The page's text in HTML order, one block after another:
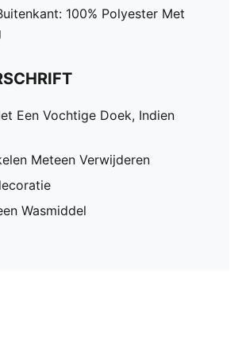
100% Polyester Met
Een Vochtige Doek, Indien
Meteen Verwijderen
Wasmiddel